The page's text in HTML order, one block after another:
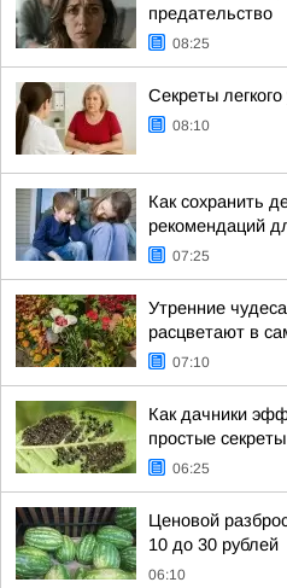
предательство
08:25
Секреты
08:10
Как сохранить
рекомендаций
07:25
Утренние
расцветают в
07:10
Как дачники
простые
06:25
Ценовой
10 до 30 рублей
06:10